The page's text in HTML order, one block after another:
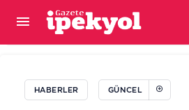
HABERLER GÜNCEL
Şanlıurfa’da kulüp başkanının